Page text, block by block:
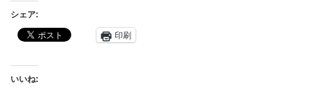
シェア:
印刷
いいね: